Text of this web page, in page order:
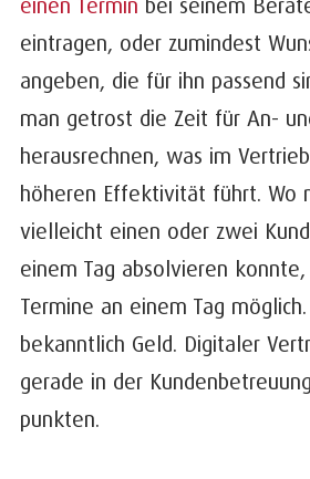
eintragen, oder zumindest
angeben, die für ihn passend
man getrost die Zeit für An-
herausrechnen, was im
höheren Effektivität führt. Wo
vielleicht einen oder zwei
einem Tag absolvieren
Termine an einem Tag
bekanntlich Geld. Digitaler
gerade in der
punkten.